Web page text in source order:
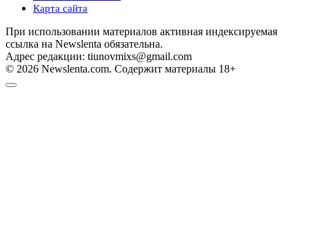
Карта сайта
При использовании материалов активная индексируемая
ссылка на Newslenta обязательна.
Адрес редакции: tiunovmixs@gmail.com
© 2026 Newslenta.com. Содержит материалы 18+